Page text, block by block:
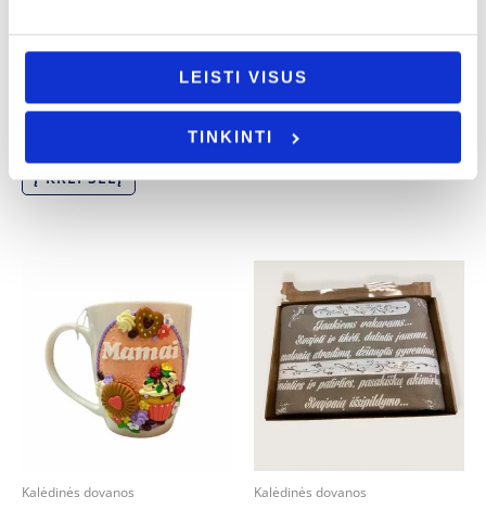
LEISTI VISUS
TINKINTI
taisyklės”
Į KREPŠELĮ
Į KREPŠELĮ
Kalėdinės dovanos Kalėdinės dovanos